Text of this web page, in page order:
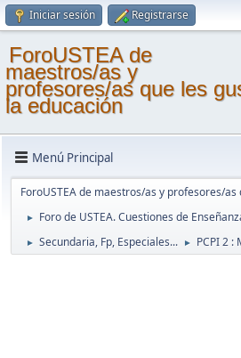
Iniciar sesión Registrarse
ForoUSTEA de
maestros/as y
profesores/as que les
la educación
Menú Principal
ForoUSTEA de maestros/as y profesores/
► Foro de USTEA. Cuestiones de
► Secundaria, Fp, Especiales... ► PCPI 2 :